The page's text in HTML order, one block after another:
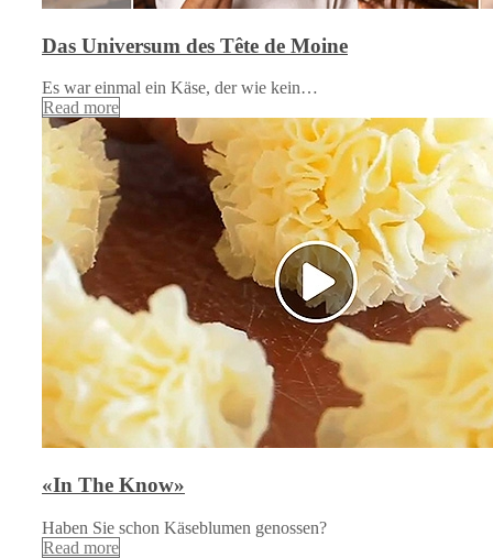
Das Universum des Tête de Moine
Es war einmal ein Käse, der wie kein…
Read more
«In The Know»
Haben Sie schon Käseblumen genossen?
Read more